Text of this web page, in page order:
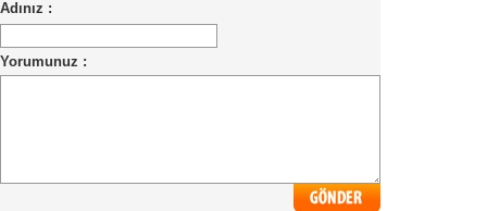
Adınız :
Yorumunuz :